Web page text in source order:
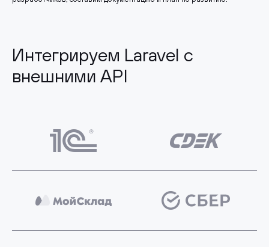
Интегрируем Laravel с
внешними API